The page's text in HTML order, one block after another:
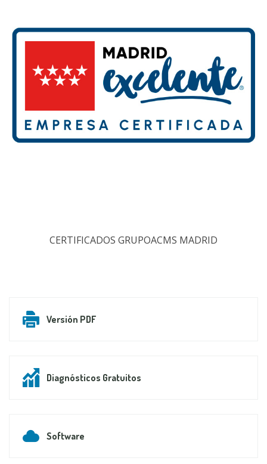
CERTIFICADOS GRUPOACMS MADRID
Versión PDF
Diagnósticos Gratuitos
Software